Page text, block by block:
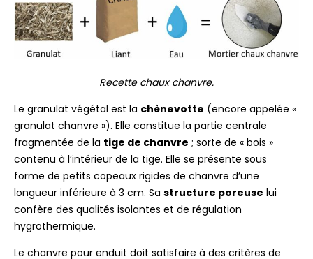
Recette chaux chanvre.
Le granulat végétal est la chènevotte (encore appelée «
granulat chanvre »). Elle constitue la partie centrale
fragmentée de la tige de chanvre ; sorte de « bois »
contenu à l’intérieur de la tige. Elle se présente sous
forme de petits copeaux rigides de chanvre d’une
longueur inférieure à 3 cm. Sa structure poreuse lui
confère des qualités isolantes et de régulation
hygrothermique.
Le chanvre pour enduit doit satisfaire à des critères de